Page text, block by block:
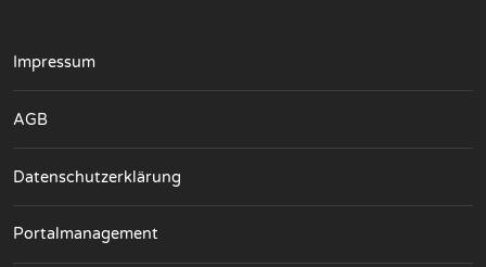
Impressum
AGB
Datenschutzerklärung
Portalmanagement